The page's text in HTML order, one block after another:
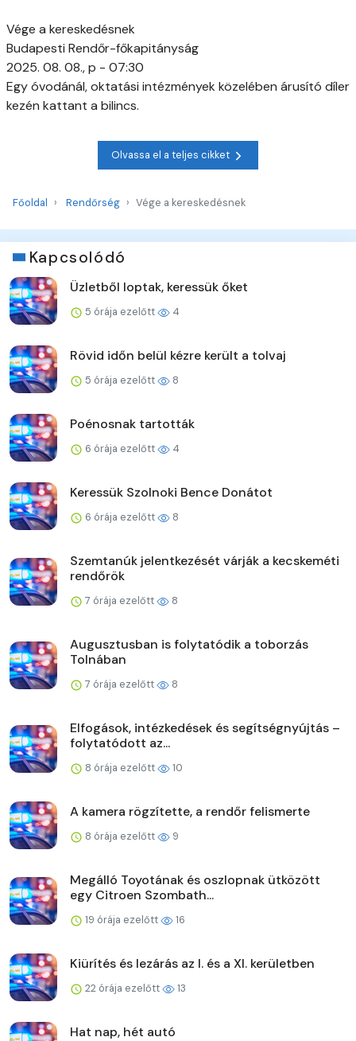
Vége a kereskedésnek
Budapesti Rendőr-főkapitányság
2025. 08. 08., p - 07:30
Egy óvodánál, oktatási intézmények közelében árusító díler
kezén kattant a bilincs.
Olvassa el a teljes cikket
Főoldal Rendőrség Vége a kereskedésnek
Kapcsolódó
Üzletből loptak, keressük őket
5 órája ezelőtt 4
Rövid időn belül kézre került a tolvaj
5 órája ezelőtt 8
Poénosnak tartották
6 órája ezelőtt 4
Keressük Szolnoki Bence Donátot
6 órája ezelőtt 8
Szemtanúk jelentkezését várják a kecskeméti
rendőrök
7 órája ezelőtt 8
Augusztusban is folytatódik a toborzás
Tolnában
7 órája ezelőtt 8
Elfogások, intézkedések és segítségnyújtás –
folytatódott az...
8 órája ezelőtt 10
A kamera rögzítette, a rendőr felismerte
8 órája ezelőtt 9
Megálló Toyotának és oszlopnak ütközött
egy Citroen Szombath...
19 órája ezelőtt 16
Kiürítés és lezárás az I. és a XI. kerületben
22 órája ezelőtt 13
Hat nap, hét autó